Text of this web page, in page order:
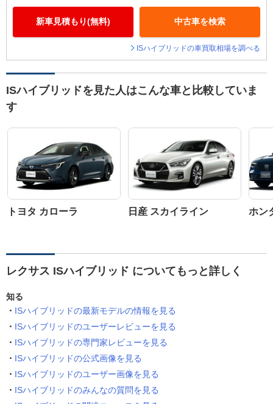
新車見積もり(無料) 中古車を検索
ISハイブリッドの車買取相場を調べる
ISハイブリッドを見た人はこんな車と比較していま
す
トヨタ カローラ 日産 スカイライン ホン
レクサス ISハイブリッド についてもっと詳しく
知る
ISハイブリッドの最新モデルの情報を見る
ISハイブリッドのユーザーレビューを見る
ISハイブリッドの専門家レビューを見る
ISハイブリッドの公式画像を見る
ISハイブリッドのユーザー画像を見る
ISハイブリッドのみんなの質問を見る